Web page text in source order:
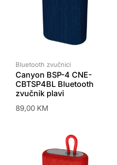
Bluetooth zvučnici
Canyon BSP-4 CNE-
CBTSP4BL Bluetooth
zvučnik plavi
89,00 KM